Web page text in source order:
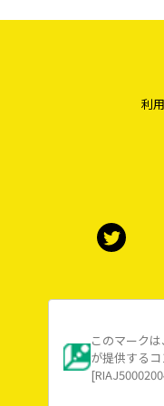
利
このマーク
が提供する